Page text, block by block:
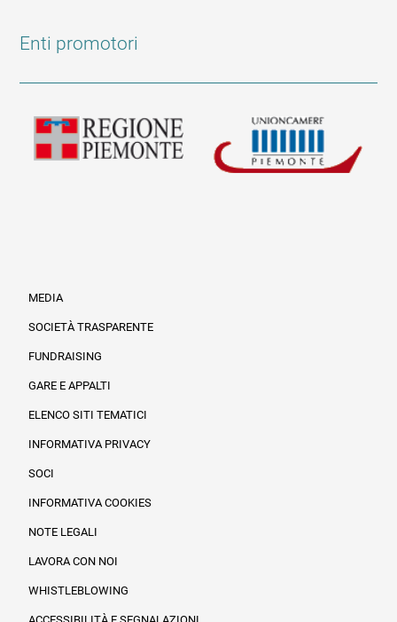
Enti promotori
MEDIA
SOCIETÀ TRASPARENTE
FUNDRAISING
GARE E APPALTI
ELENCO SITI TEMATICI
INFORMATIVA PRIVACY
SOCI
INFORMATIVA COOKIES
NOTE LEGALI
LAVORA CON NOI
WHISTLEBLOWING